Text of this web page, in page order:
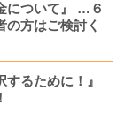
について』 …６
の方はご検討く
るために！』